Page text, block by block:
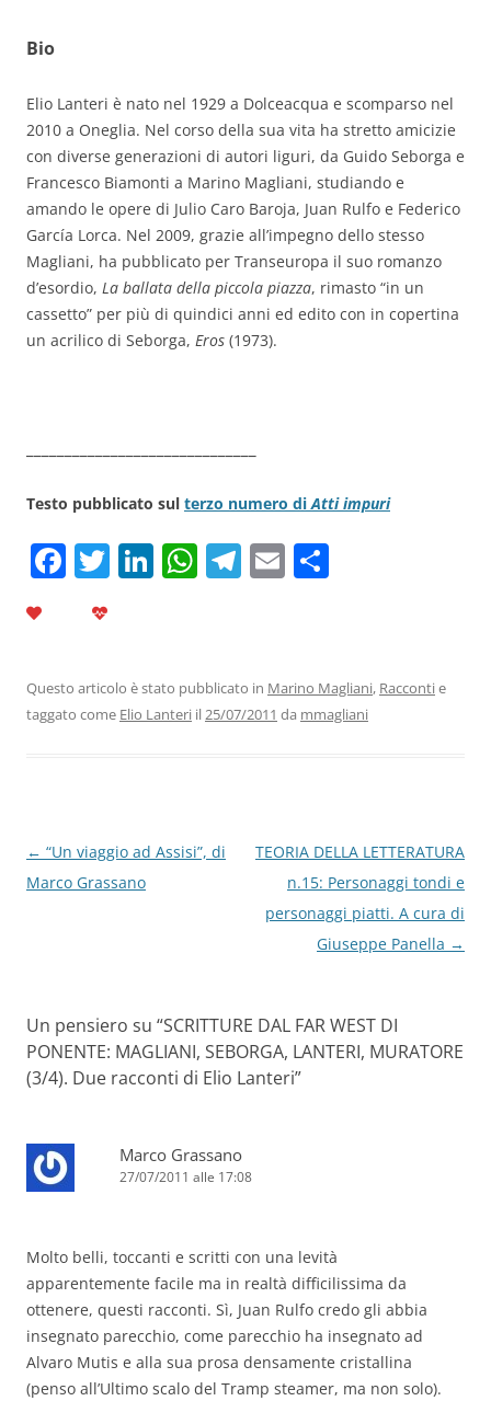
Bio
Elio Lanteri è nato nel 1929 a Dolceacqua e scomparso nel
2010 a Oneglia. Nel corso della sua vita ha stretto amicizie
con diverse generazioni di autori liguri, da Guido Seborga e
Francesco Biamonti a Marino Magliani, studiando e
amando le opere di Julio Caro Baroja, Juan Rulfo e Federico
García Lorca. Nel 2009, grazie all’impegno dello stesso
Magliani, ha pubblicato per Transeuropa il suo romanzo
d’esordio, La ballata della piccola piazza, rimasto “in un
cassetto” per più di quindici anni ed edito con in copertina
un acrilico di Seborga, Eros (1973).
Testo pubblicato sul terzo numero diAtti impuri
F
b
o
T Li
dI
n
W
A
p
T
a
m
E
vi
di
Questo articolo è stato pubblicato in Marino Magliani, Raccontie
taggato come Elio Lanteri il25/07/2011 da mmagliani
Navigazione
articolo
← “Un viaggio ad Assisi”, di
Marco Grassano
TEORIA DELLA LETTERATURA
n.15: Personaggi tondi e
personaggi piatti. A cura di
Giuseppe Panella →
Un pensiero su “SCRITTURE DAL FAR WEST DI
PONENTE: MAGLIANI, SEBORGA, LANTERI, MURATORE
(3/4). Due racconti di Elio Lanteri”
Marco Grassano
27/07/2011 alle 17:08
Molto belli, toccanti e scritti con una levità
apparentemente facile ma in realtà difficilissima da
ottenere, questi racconti. Sì, Juan Rulfo credo gli abbia
insegnato parecchio, come parecchio ha insegnato ad
Alvaro Mutis e alla sua prosa densamente cristallina
(penso all’Ultimo scalo del Tramp steamer, ma non solo).